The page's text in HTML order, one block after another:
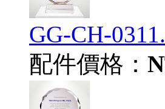
GG-CH-
配件價格：